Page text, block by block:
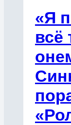
«Я
всё